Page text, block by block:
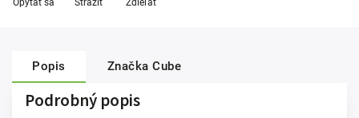
Opýtať sa Strážiť Zdieľať
Popis Značka Cube
Podrobný popis